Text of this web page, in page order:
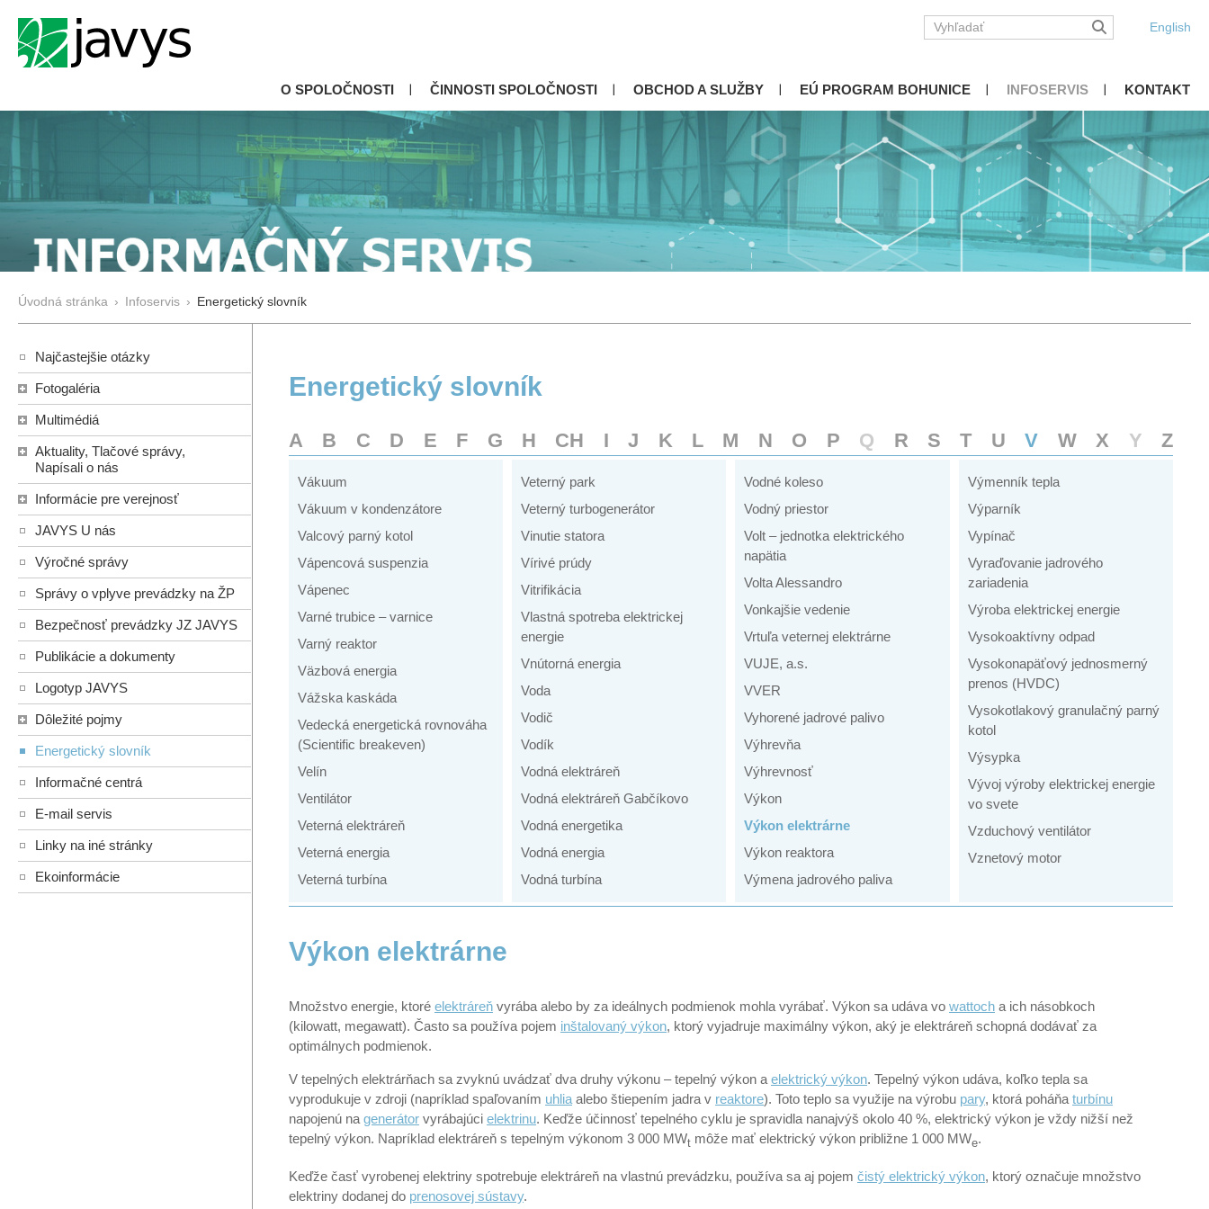
English
O SPOLOČNOSTI ČINNOSTI SPOLOČNOSTI OBCHOD A SLUŽBY EÚ PROGRAM BOHUNICE INFOSERVIS KONTAKT
Úvodná stránka › Infoservis › Energetický slovník
Najčastejšie otázky
Fotogaléria
Multimédiá
Aktuality, Tlačové správy,
Napísali o nás
Informácie pre verejnosť
JAVYS U nás
Výročné správy
Správy o vplyve prevádzky na ŽP
Bezpečnosť prevádzky JZ JAVYS
Publikácie a dokumenty
Logotyp JAVYS
Dôležité pojmy
Energetický slovník
Informačné centrá
E-mail servis
Linky na iné stránky
Ekoinformácie
Energetický slovník
A B C D E F G H CH I J K L M N O P Q R S T U V W X Y Z
Vákuum
Vákuum v kondenzátore
Valcový parný kotol
Vápencová suspenzia
Vápenec
Varné trubice – varnice
Varný reaktor
Väzbová energia
Vážska kaskáda
Vedecká energetická rovnováha
(Scientific breakeven)
Velín
Ventilátor
Veterná elektráreň
Veterná energia
Veterná turbína
Veterný park
Veterný turbogenerátor
Vinutie statora
Vírivé prúdy
Vitrifikácia
Vlastná spotreba elektrickej
energie
Vnútorná energia
Voda
Vodič
Vodík
Vodná elektráreň
Vodná elektráreň Gabčíkovo
Vodná energetika
Vodná energia
Vodná turbína
Vodné koleso
Vodný priestor
Volt – jednotka elektrického
napätia
Volta Alessandro
Vonkajšie vedenie
Vrtuľa veternej elektrárne
VUJE, a.s.
VVER
Vyhorené jadrové palivo
Výhrevňa
Výhrevnosť
Výkon
Výkon elektrárne
Výkon reaktora
Výmena jadrového paliva
Výmenník tepla
Výparník
Vypínač
Vyraďovanie jadrového
zariadenia
Výroba elektrickej energie
Vysokoaktívny odpad
Vysokonapäťový jednosmerný
prenos (HVDC)
Vysokotlakový granulačný parný
kotol
Výsypka
Vývoj výroby elektrickej energie
vo svete
Vzduchový ventilátor
Vznetový motor
Výkon elektrárne
Množstvo energie, ktoré elektráreň vyrába alebo by za ideálnych podmienok mohla vyrábať. Výkon sa udáva vo wattoch a ich násobkoch
(kilowatt, megawatt). Často sa používa pojem inštalovaný výkon, ktorý vyjadruje maximálny výkon, aký je elektráreň schopná dodávať za
optimálnych podmienok.
V tepelných elektrárňach sa zvyknú uvádzať dva druhy výkonu – tepelný výkon a elektrický výkon. Tepelný výkon udáva, koľko tepla sa
vyprodukuje v zdroji (napríklad spaľovaním uhlia alebo štiepením jadra v reaktore). Toto teplo sa využije na výrobu pary, ktorá poháňa turbínu
napojenú na generátor vyrábajúci elektrinu. Keďže účinnosť tepelného cyklu je spravidla nanajvýš okolo 40 %, elektrický výkon je vždy nižší než
tepelný výkon. Napríklad elektráreň s tepelným výkonom 3 000 MWt môže mať elektrický výkon približne 1 000 MWe.
Keďže časť vyrobenej elektriny spotrebuje elektráreň na vlastnú prevádzku, používa sa aj pojem čistý elektrický výkon, ktorý označuje množstvo
elektriny dodanej do prenosovej sústavy.